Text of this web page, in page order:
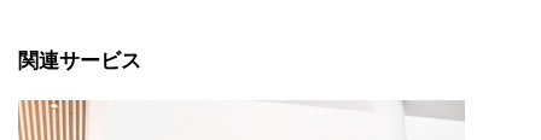
関連サービス